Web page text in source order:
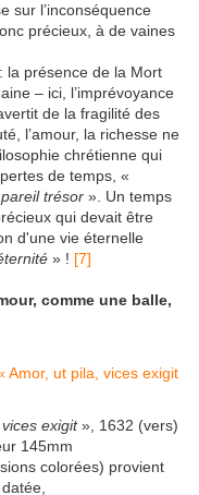
sur l’inconséquence
précieux, à de vaines
la présence de la Mort
– ici, l’imprévoyance
de la fragilité des
l’amour, la richesse ne
chrétienne qui
de temps, «
trésor ». Un temps
qui devait être
d'une vie éternelle
» ! [7]
comme une balle,
exigit», 1632 (vers)
145mm
colorées) provient